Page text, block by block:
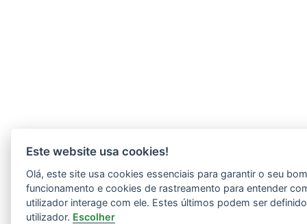
Este website usa cookies!
Olá, este site usa cookies essenciais para garantir o seu
funcionamento e cookies de rastreamento para entender
utilizador interage com ele. Estes últimos podem ser
utilizador. Escolher